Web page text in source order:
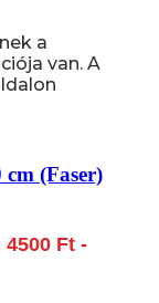
a
van. A
(Faser)
Ft -